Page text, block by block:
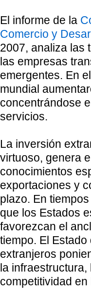
El informe de la
Comercio y
2007, analiza las
las empresas
emergentes. En
mundial
concentrándose
servicios.
La inversión
virtuoso, genera
conocimientos
exportaciones y
plazo. En
que los Estados
favorezcan el
tiempo. El
extranjeros
la
competitividad